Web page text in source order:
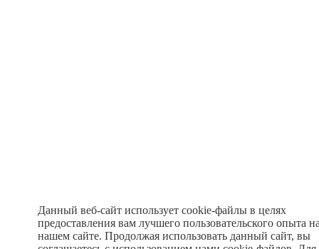
Данный веб-сайт использует cookie-файлы в целях
предоставления вам лучшего пользовательского опыта
нашем сайте. Продолжая использовать данный сайт, вы